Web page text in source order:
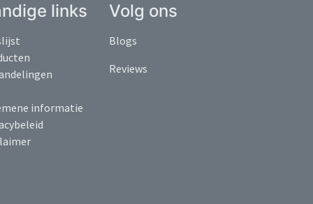
Volg ons
Blogs
Reviews
links
informatie